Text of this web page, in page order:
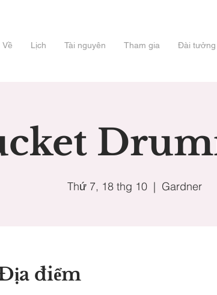
Về Lịch Tài nguyên Tham gia Đài tưởng
Thứ 7, 18 thg 10
  |
Gardner
điểm